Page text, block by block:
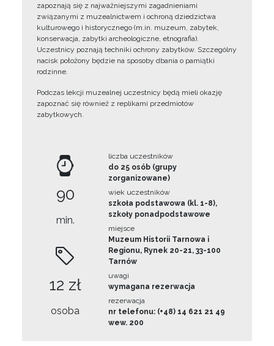
zapoznają się z najważniejszymi zagadnieniami
związanymi z muzealnictwem i ochroną dziedzictwa
kulturowego i historycznego (m.in. muzeum, zabytek,
konserwacja, zabytki archeologiczne, etnografia).
Uczestnicy poznają techniki ochrony zabytków. Szczególny
nacisk położony będzie na sposoby dbania o pamiątki
rodzinne.
Podczas lekcji muzealnej uczestnicy będą mieli okazję
zapoznać się również z replikami przedmiotów
zabytkowych.
90
min.
12 zł
osoba
liczba uczestników
do 25 osób (grupy
zorganizowane)
wiek uczestników
szkoła podstawowa (kl. 1-8),
szkoły ponadpodstawowe
miejsce
Muzeum Historii Tarnowa i
Regionu, Rynek 20-21, 33-100
Tarnów
uwagi
wymagana rezerwacja
rezerwacja
nr telefonu: (+48) 14 621 21 49
wew. 200